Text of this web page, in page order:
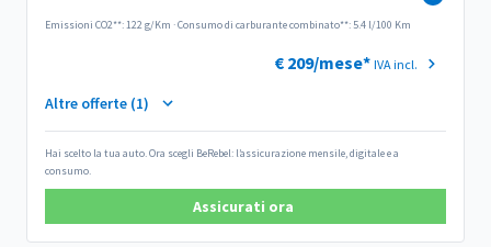
Emissioni CO2**: 122 g/Km ·Consumo di carburante combinato**: 5.4 l/100 Km
€ 209/mese* IVA incl.
Altre offerte (1)
Hai scelto la tua auto. Ora scegli BeRebel: l’assicurazione mensile, digitale e a
consumo.
Assicurati ora